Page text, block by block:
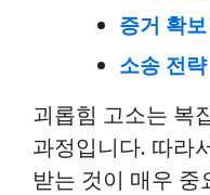
증거 확
소송 전략
괴롭힘 고소는 복
과정입니다. 따라
받는 것이 매우